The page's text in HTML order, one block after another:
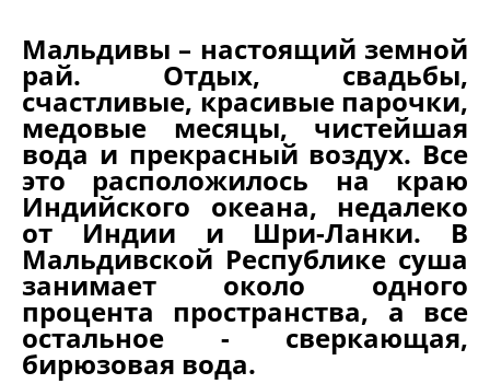
Мальдивы – настоящий земной
рай. Отдых, свадьбы,
счастливые, красивые парочки,
медовые месяцы, чистейшая
вода и прекрасный воздух. Все
это расположилось на краю
Индийского океана, недалеко
от Индии и Шри-Ланки. В
Мальдивской Республике суша
занимает около одного
процента пространства, а все
остальное - сверкающая,
бирюзовая вода.